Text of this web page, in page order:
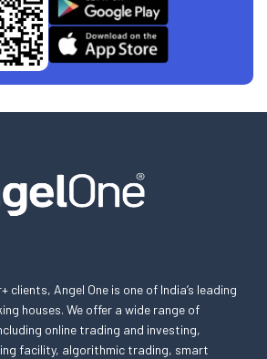
clients, Angel One is one of India’s leading
houses. We offer a wide range of
online trading and investing,
facility, algorithmic trading, smart